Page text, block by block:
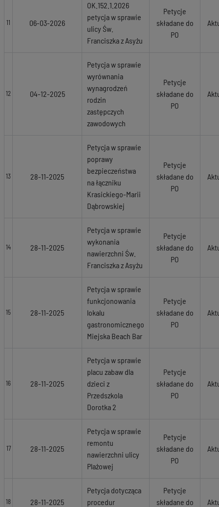
11 06-03-2026
OK.152.1.2026
petycja w sprawie
ulicy Św.
Franciszka z Asyżu
Petycje
składane do
PO
12 04-12-2025
Petycja w sprawie
wyrównania
wynagrodzeń
rodzin
zastępczych
zawodowych
Petycje
składane do
PO
13 28-11-2025
Petycja w sprawie
poprawy
bezpieczeństwa
na łączniku
Krasickiego-Marii
Dąbrowskiej
Petycje
składane do
PO
14 28-11-2025
Petycja w sprawie
wykonania
nawierzchni Św.
Franciszka z Asyżu
Petycje
składane do
PO
15 28-11-2025
Petycja w sprawie
funkcjonowania
lokalu
gastronomicznego
Miejska Beach Bar
Petycje
składane do
PO
16 28-11-2025
Petycja w sprawie
placu zabaw dla
dzieci z
Przedszkola
Dorotka 2
Petycje
składane do
PO
17 28-11-2025
Petycja w sprawie
remontu
nawierzchni ulicy
Plażowej
Petycje
składane do
PO
18 28-11-2025
Petycja dotycząca
procedur
Petycje
składane do